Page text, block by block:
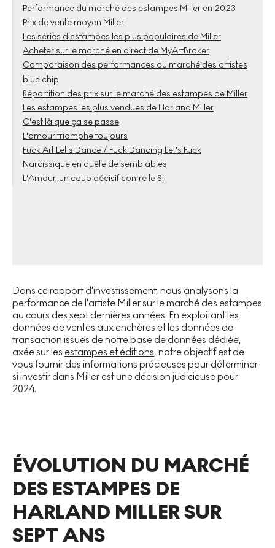
Performance du marché des estampes Miller en 2023
Prix de vente moyen Miller
Les séries d'estampes les plus populaires de Miller
Acheter sur le marché en direct de MyArtBroker
Comparaison des performances du marché des artistes
blue chip
Répartition des prix sur le marché des estampes de Miller
Les estampes les plus vendues de Harland Miller
C'est là que ça se passe
L'amour triomphe toujours
Fuck Art Let's Dance / Fuck Dancing Let's Fuck
Narcissique en quête de semblables
L'Amour, un coup décisif contre le Si
Dans ce rapport d'investissement, nous analysons la
performance de l'artiste Miller sur le marché des estampes
au cours des sept dernières années. En exploitant les
données de ventes aux enchères et les données de
transaction issues de notre base de données dédiée,
axée sur les estampes et éditions, notre objectif est de
vous fournir des informations précieuses pour déterminer
si investir dans Miller est une décision judicieuse pour
2024.
ÉVOLUTION DU MARCHÉ
DES ESTAMPES DE
HARLAND MILLER SUR
SEPT ANS